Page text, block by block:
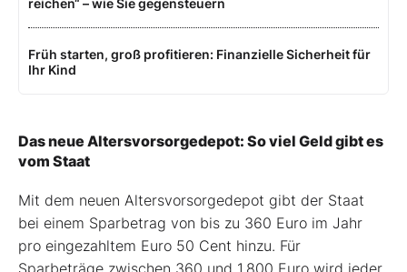
Früh starten, groß profitieren: Finanzielle Sicherheit für
Ihr Kind
Das neue Altersvorsorgedepot: So viel Geld gibt es
vom Staat
Mit dem neuen Altersvorsorgedepot gibt der Staat
bei einem Sparbetrag von bis zu 360 Euro im Jahr
pro eingezahltem Euro 50 Cent hinzu. Für
Sparbeträge zwischen 360 und 1.800 Euro wird jeder